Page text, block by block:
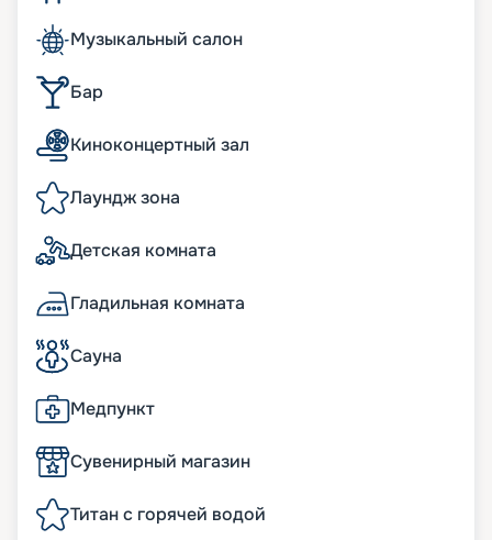
Музыкальный салон
Бар
Киноконцертный зал
Лаундж зона
Детская комната
Гладильная комната
Сауна
Медпункт
Сувенирный магазин
Титан с горячей водой